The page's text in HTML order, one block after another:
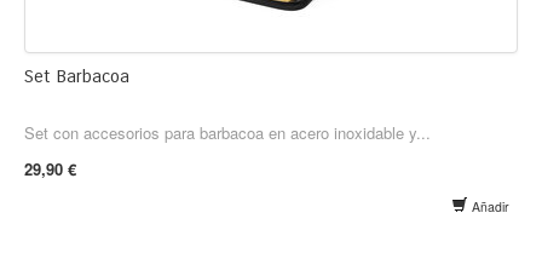
Set Barbacoa
Set con accesorios para barbacoa en acero inoxidable y...
29,90 €
Añadir